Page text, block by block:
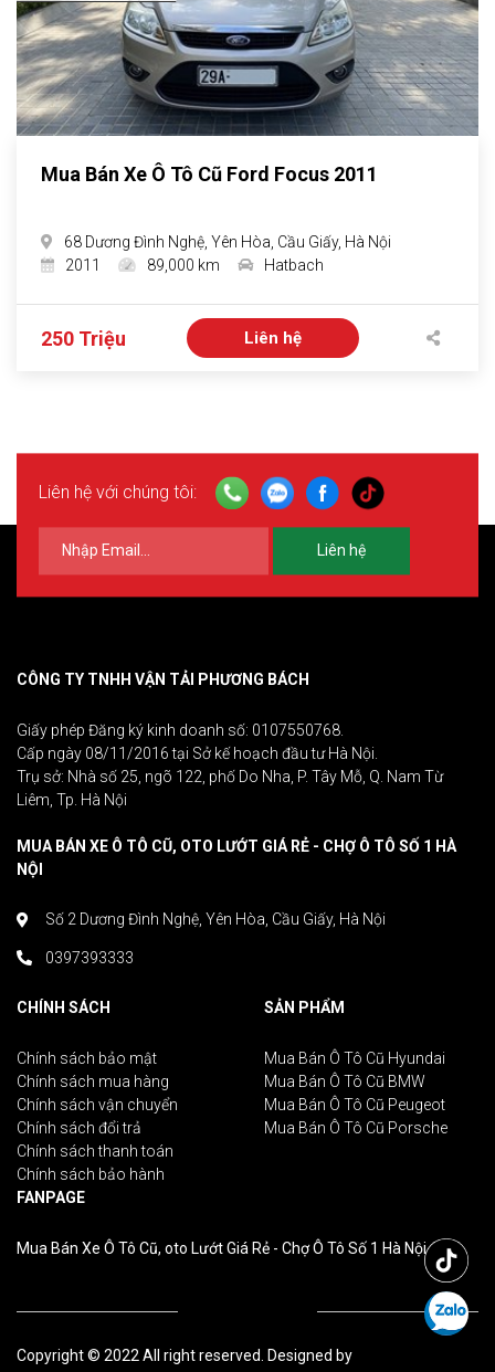
Mua Bán Xe Ô Tô Cũ Ford Focus 2011
68 Dương Đình Nghệ, Yên Hòa, Cầu Giấy, Hà Nội
2011
89,000 km Hatbach
250 Triệu Liên hệ
Liên hệ với chúng tôi:
Liên hệ
CÔNG TY TNHH VẬN TẢI PHƯƠNG BÁCH
Giấy phép Đăng ký kinh doanh số: 0107550768.
Cấp ngày 08/11/2016 tại Sở kế hoạch đầu tư Hà Nội.
Trụ sở: Nhà số 25, ngõ 122, phố Do Nha, P. Tây Mỗ, Q. Nam Từ
Liêm, Tp. Hà Nội
MUA BÁN XE Ô TÔ CŨ, OTO LƯỚT GIÁ RẺ - CHỢ Ô TÔ SỐ 1 HÀ
NỘI
Số 2 Dương Đình Nghệ, Yên Hòa, Cầu Giấy, Hà Nội
0397393333
CHÍNH SÁCH
Chính sách bảo mật
Chính sách mua hàng
Chính sách vận chuyển
Chính sách đổi trả
Chính sách thanh toán
Chính sách bảo hành
SẢN PHẨM
Mua Bán Ô Tô Cũ Hyundai
Mua Bán Ô Tô Cũ BMW
Mua Bán Ô Tô Cũ Peugeot
Mua Bán Ô Tô Cũ Porsche
FANPAGE
Mua Bán Xe Ô Tô Cũ, oto Lướt Giá Rẻ - Chợ Ô Tô Số 1 Hà Nội
Copyright © 2022 All right reserved. Designed by